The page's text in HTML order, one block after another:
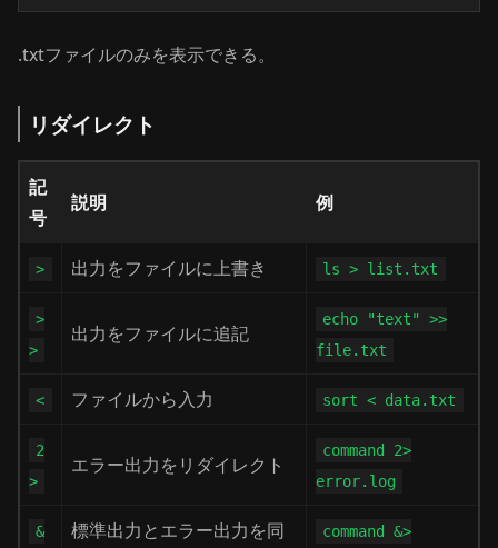
.txtファイルのみを表示できる。
リダイレクト
記
号
説明 例
> 出力をファイルに上書き ls > list.txt
>
>
出力をファイルに追記
echo "text" >>
file.txt
< ファイルから入力 sort < data.txt
2
>
エラー出力をリダイレクト
command 2>
error.log
&
標準出力とエラー出力を同
command &>